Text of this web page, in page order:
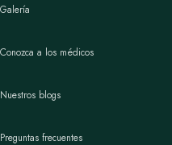
Galería
Conozca a los médicos
Nuestros blogs
Preguntas frecuentes